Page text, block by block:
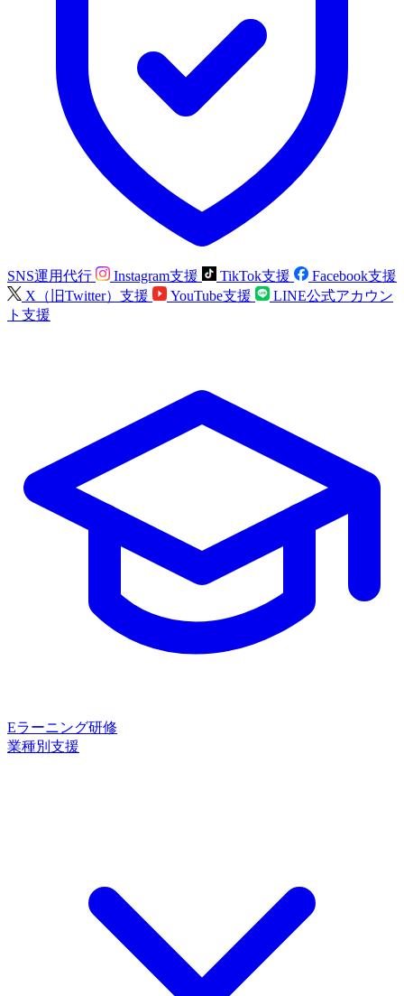
SNS運用代行 Instagram支援 TikTok支援
Facebook支援
X（旧Twitter）支援
YouTube支援
LINE公式アカウン
ト支援
Eラーニング研修
業種別支援